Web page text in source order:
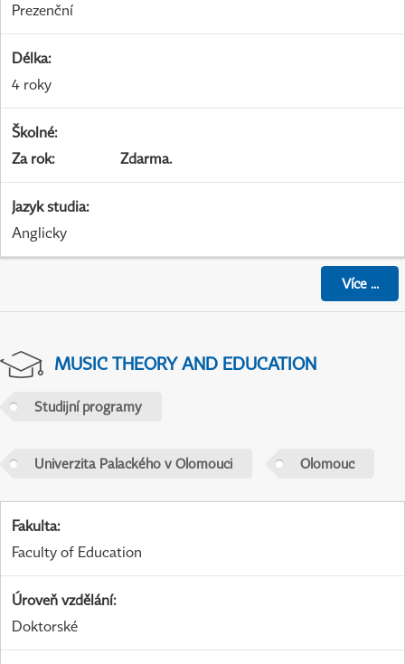
Prezenční
Délka:
4 roky
Školné:
Za rok: Zdarma.
Jazyk studia:
Anglicky
Více...
MUSIC THEORY AND EDUCATION
Studijní programy
Univerzita Palackého v Olomouci Olomouc
Fakulta:
Faculty of Education
Úroveň vzdělání:
Doktorské